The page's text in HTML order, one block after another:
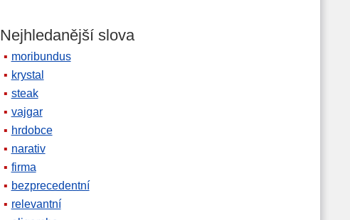
Nejhledanější slova
moribundus
krystal
steak
vajgar
hrdobce
narativ
firma
bezprecedentní
relevantní